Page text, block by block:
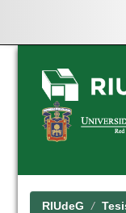
Skip
navigation
RIUdeG